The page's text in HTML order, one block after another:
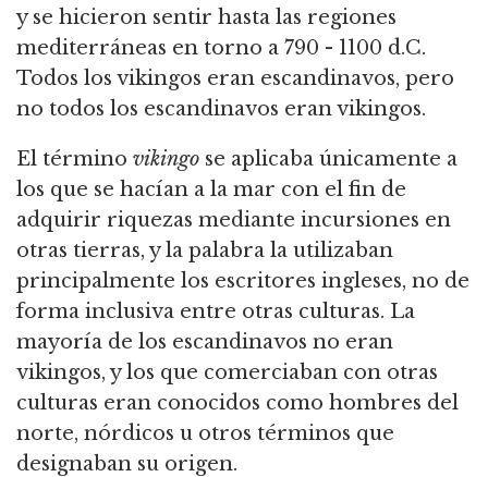
y se hicieron sentir hasta las regiones
mediterráneas en torno a 790 - 1100 d.C.
Todos los vikingos eran escandinavos, pero
no todos los escandinavos eran vikingos.
El término vikingo se aplicaba únicamente a
los que se hacían a la mar con el fin de
adquirir riquezas mediante incursiones en
otras tierras, y la palabra la utilizaban
principalmente los escritores ingleses, no de
forma inclusiva entre otras culturas. La
mayoría de los escandinavos no eran
vikingos, y los que comerciaban con otras
culturas eran conocidos como hombres del
norte, nórdicos u otros términos que
designaban su origen.